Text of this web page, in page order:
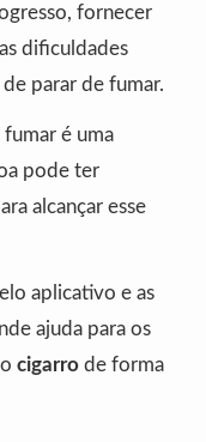
fornecer
dificuldades
parar de fumar.
é uma
pode ter
alcançar esse
aplicativo e as
ajuda para os
cigarro de forma